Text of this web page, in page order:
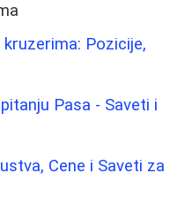
Pozicije,
Pasa - Saveti i
Cene i Saveti za